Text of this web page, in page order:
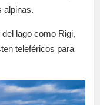
alpinas.
lago como Rigi,
teleféricos para